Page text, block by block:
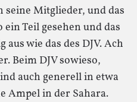
seine Mitglieder, und das
ein Teil gesehen und das
wie das des DJV. Ach
Beim DJV sowieso,
auch generell in etwa
Ampel in der Sahara.